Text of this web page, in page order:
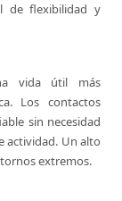
de flexibilidad y
vida útil más
Los contactos
sin necesidad
actividad. Un alto
extremos.